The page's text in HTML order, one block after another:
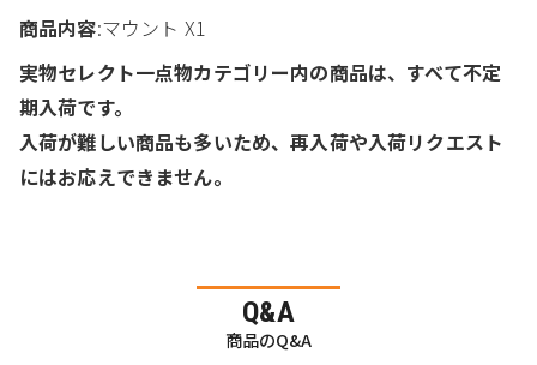
商品内容:マウント X1
実物セレクト一点物カテゴリー内の商品は、すべて不定
期入荷です。
入荷が難しい商品も多いため、再入荷や入荷リクエスト
にはお応えできません。
Q&A
商品のQ&A